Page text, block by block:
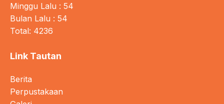
Minggu Lalu : 54
Bulan Lalu : 54
Total: 4236
Link Tautan
Berita
Perpustakaan